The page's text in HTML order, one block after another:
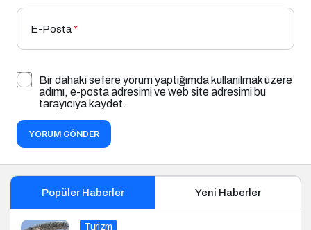
E-Posta*
Bir dahaki sefere yorum yaptığımda kullanılmak üzere
adımı, e-posta adresimi ve web site adresimi bu
tarayıcıya kaydet.
YORUM GÖNDER
Popüler Haberler Yeni Haberler
Turizm